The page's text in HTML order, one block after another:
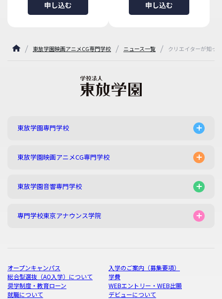
申し込む 申し込む
東放学園映画アニメCG専門学校 ニュース一覧 クリエイターが知っ
東放学園専門学校
東放学園映画アニメCG専門学校
東放学園音響専門学校
専門学校東京アナウンス学院
オープンキャンパス
入学のご案内（募集要項）
総合型選抜（AO入学）について
学費
奨学制度・教育ローン
WEBエントリー・WEB出願
就職について
デビューについて